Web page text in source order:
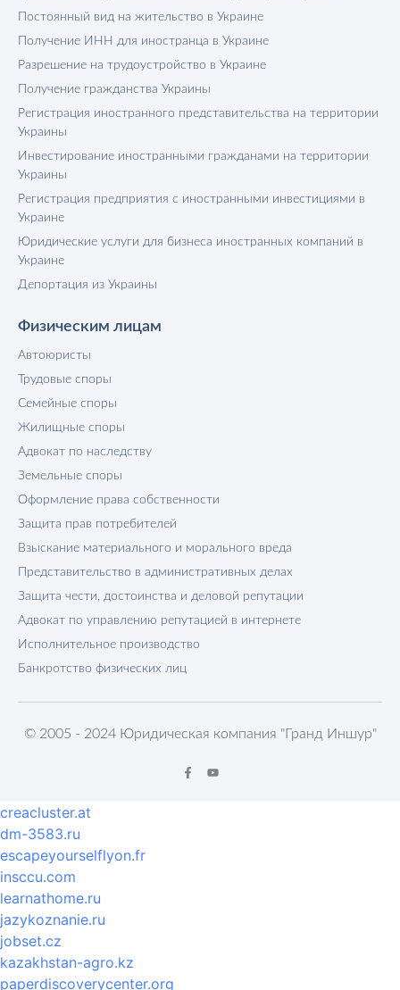
Постоянный вид на жительство в Украине
Получение ИНН для иностранца в Украине
Разрешение на трудоустройство в Украине
Получение гражданства Украины
Регистрация иностранного представительства на территории
Украины
Инвестирование иностранными гражданами на территории
Украины
Регистрация предприятия с иностранными инвестициями в
Украине
Юридические услуги для бизнеса иностранных компаний в
Украине
Депортация из Украины
Физическим лицам
Автоюристы
Трудовые споры
Семейные споры
Жилищные споры
Адвокат по наследству
Земельные споры
Оформление права собственности
Защита прав потребителей
Взыскание материального и морального вреда
Представительство в административных делах
Защита чести, достоинства и деловой репутации
Адвокат по управлению репутацией в интернете
Исполнительное производство
Банкротство физических лиц
© 2005 - 2024 Юридическая компания "Гранд Иншур"
creacluster.at
dm-3583.ru
escapeyourselflyon.fr
insccu.com
learnathome.ru
jazykoznanie.ru
jobset.cz
kazakhstan-agro.kz
paperdiscoverycenter.org